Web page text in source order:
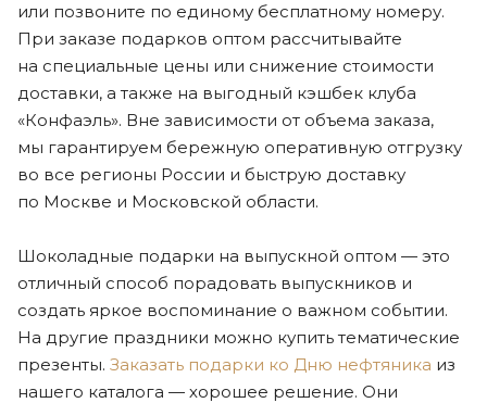
или позвоните по единому бесплатному номеру.
При заказе подарков оптом рассчитывайте
на специальные цены или снижение стоимости
доставки, а также на выгодный кэшбек клуба
«Конфаэль». Вне зависимости от объема заказа,
мы гарантируем бережную оперативную отгрузку
во все регионы России и быструю доставку
по Москве и Московской области.
Шоколадные подарки на выпускной оптом — это
отличный способ порадовать выпускников и
создать яркое воспоминание о важном событии.
На другие праздники можно купить тематические
презенты. Заказать подарки ко Дню нефтяника из
нашего каталога — хорошее решение. Они